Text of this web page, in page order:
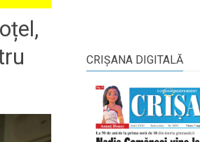
CRIŞANA DIGITALĂ